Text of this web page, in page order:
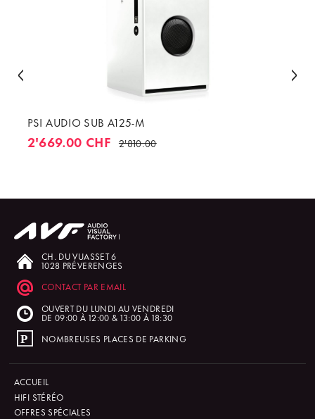
PSI AUDIO SUB A125-M
2'669.00 CHF 2'810.00
CH. DU VUASSET 6
1028 PRÉVERENGES
CONTACT PAR EMAIL
OUVERT DU LUNDI AU VENDREDI
DE 09:00 À 12:00 & 13:00 À 18:30
NOMBREUSES PLACES DE PARKING
ACCUEIL
HIFI STÉRÉO
OFFRES SPÉCIALES